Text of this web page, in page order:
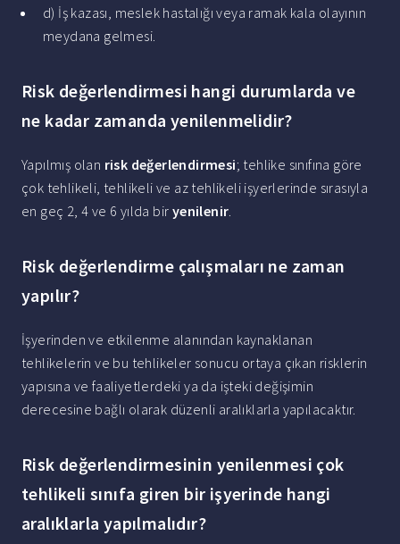
d) İş kazası, meslek hastalığı veya ramak kala olayının
meydana gelmesi.
Risk değerlendirmesi hangi durumlarda ve
ne kadar zamanda yenilenmelidir?
Yapılmış olan risk değerlendirmesi; tehlike sınıfına göre
çok tehlikeli, tehlikeli ve az tehlikeli işyerlerinde sırasıyla
en geç 2, 4 ve 6 yılda bir yenilenir.
Risk değerlendirme çalışmaları ne zaman
yapılır?
İşyerinden ve etkilenme alanından kaynaklanan
tehlikelerin ve bu tehlikeler sonucu ortaya çıkan risklerin
yapısına ve faaliyetlerdeki ya da işteki değişimin
derecesine bağlı olarak düzenli aralıklarla yapılacaktır.
Risk değerlendirmesinin yenilenmesi çok
tehlikeli sınıfa giren bir işyerinde hangi
aralıklarla yapılmalıdır?